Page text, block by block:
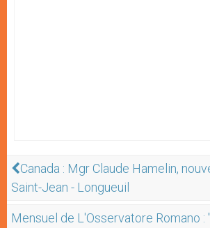
Canada : Mgr Claude Hamelin,
Saint-Jean - Longueuil
Mensuel de L'Osservatore Romano :